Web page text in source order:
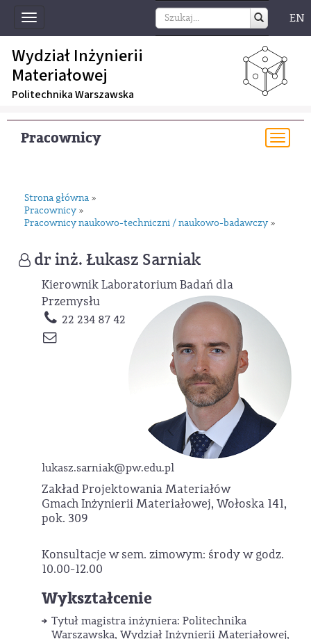
Toggle
navigation
EN
Wydział Inżynierii
Materiałowej
Politechnika Warszawska
Pracownicy
Strona główna »
Pracownicy »
Pracownicy naukowo-techniczni / naukowo-badawczy »
dr inż. Łukasz Sarniak
Kierownik Laboratorium Badań dla
Przemysłu
22 234 87 42
lukasz.sarniak@pw.edu.pl
Zakład Projektowania Materiałów
Gmach Inżynierii Materiałowej, Wołoska 141,
pok. 309
Konsultacje w sem. zimowym: środy w godz.
10.00-12.00
Wykształcenie
Tytuł magistra inżyniera: Politechnika
Warszawska, Wydział Inżynierii Materiałowej,